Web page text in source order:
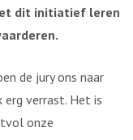
dit initiatief leren
de jury ons naar
erg verrast. Het is
onze